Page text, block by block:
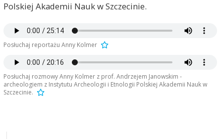
Polskiej Akademii Nauk w Szczecinie.
Posłuchaj reportażu Anny Kolmer
Posłuchaj rozmowy Anny Kolmer z prof. Andrzejem Janowskim -
archeologiem z Instytutu Archeologii i Etnologii Polskiej Akademii Nauk w
Szczecinie.